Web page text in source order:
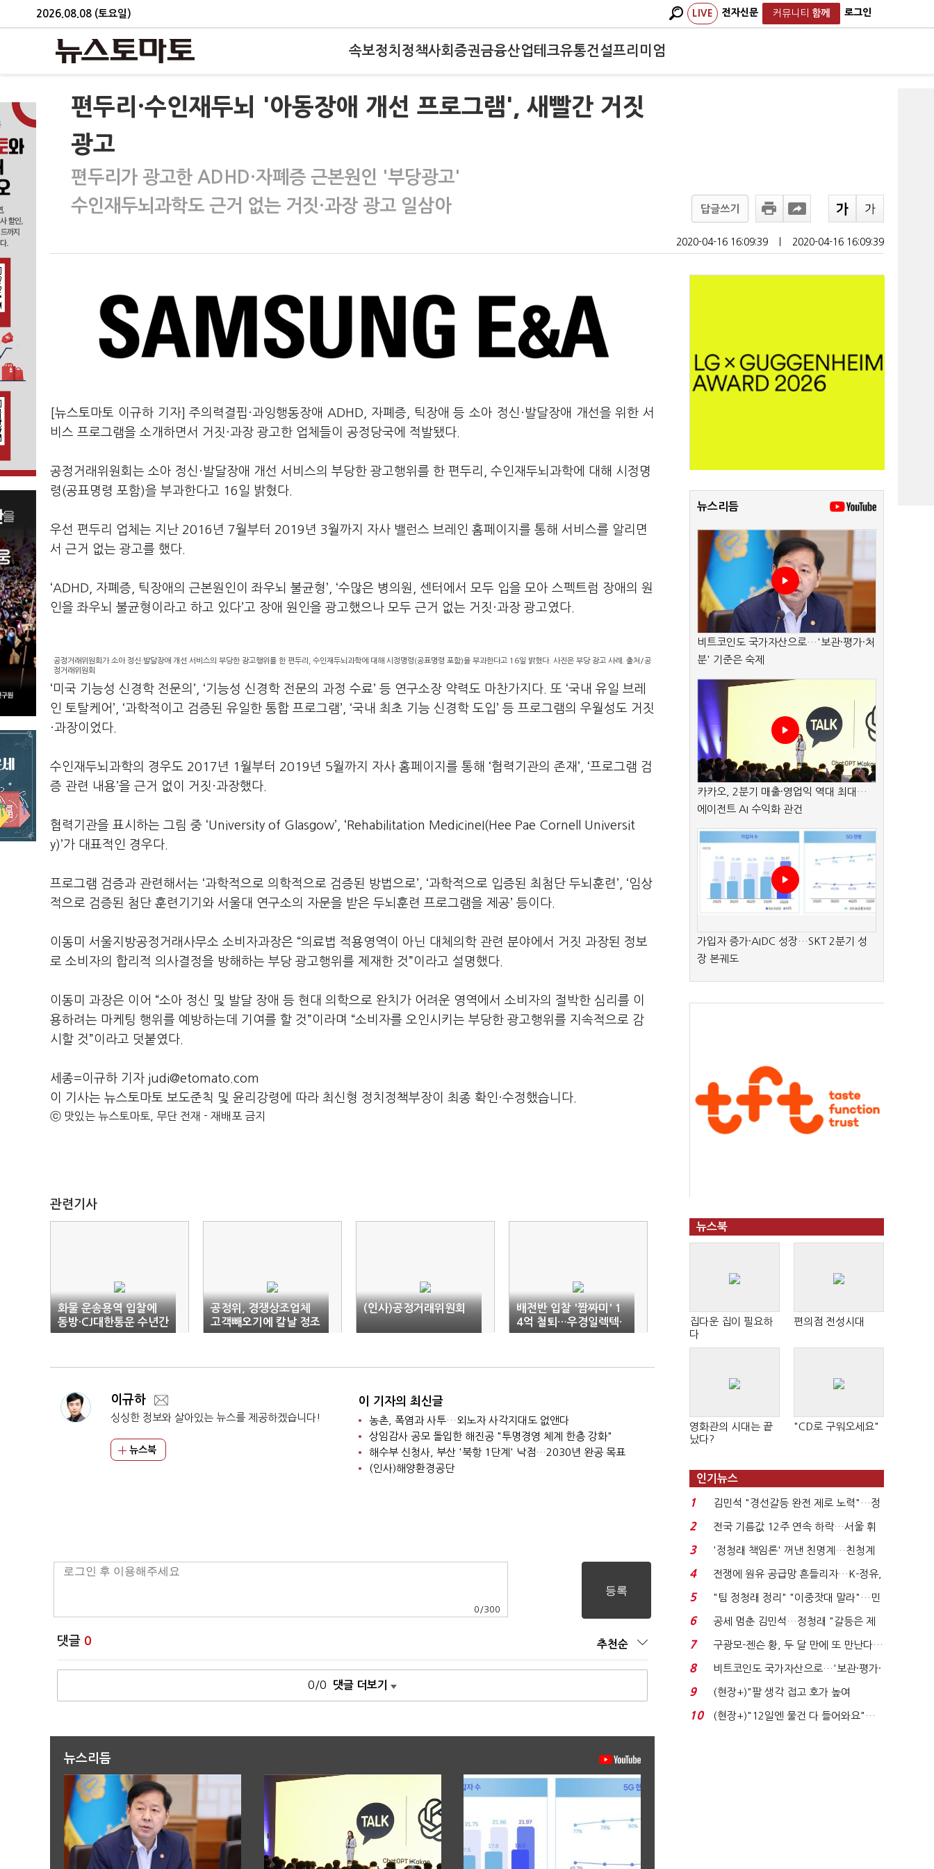
2026.08.08 (토요일) LIVE 전자신문 커뮤니티 함께 로그인
속보정치 정책사회 증권금융산업테크유통건설프리미엄
편두리·수인재두뇌 '아동장애 개선 프로그램', 새빨간 거짓
광고
편두리가 광고한 ADHD·자폐증 근본원인 '부당광고'
수인재두뇌과학도 근거 없는 거짓·과장 광고 일삼아
답글쓰기
2020-04-16 16:09:39 2020-04-16 16:09:39
[뉴스토마토 이규하 기자] 주의력결핍·과잉행동장애 ADHD, 자폐증, 틱장애 등 소아 정신·발달장애 개선을 위한 서
비스 프로그램을 소개하면서 거짓·과장 광고한 업체들이 공정당국에 적발됐다.
공정거래위원회는 소아 정신·발달장애 개선 서비스의 부당한 광고행위를 한 편두리, 수인재두뇌과학에 대해 시정명
령(공표명령 포함)을 부과한다고 16일 밝혔다.
우선 편두리 업체는 지난 2016년 7월부터 2019년 3월까지 자사 밸런스 브레인 홈페이지를 통해 서비스를 알리면
서 근거 없는 광고를 했다.
‘ADHD, 자폐증, 틱장애의 근본원인이 좌우뇌 불균형’, ‘수많은 병의원, 센터에서 모두 입을 모아 스펙트럼 장애의 원
인을 좌우뇌 불균형이라고 하고 있다’고 장애 원인을 광고했으나 모두 근거 없는 거짓·과장 광고였다.
공정거래위원회가 소아 정신·발달장애 개선 서비스의 부당한 광고행위를 한 편두리, 수인재두뇌과학에 대해 시정명령(공표명령 포함)을 부과한다고 16일 밝혔다. 사진은 부당 광고 사례. 출처/공
정거래위원회
‘미국 기능성 신경학 전문의’, ‘기능성 신경학 전문의 과정 수료’ 등 연구소장 약력도 마찬가지다. 또 ‘국내 유일 브레
인 토탈케어’, ‘과학적이고 검증된 유일한 통합 프로그램’, ‘국내 최초 기능 신경학 도입’ 등 프로그램의 우월성도 거짓
·과장이었다.
수인재두뇌과학의 경우도 2017년 1월부터 2019년 5월까지 자사 홈페이지를 통해 ‘협력기관의 존재’, ‘프로그램 검
증 관련 내용’을 근거 없이 거짓·과장했다.
협력기관을 표시하는 그림 중 ‘University of Glasgow’, ‘Rehabilitation MedicineI(Hee Pae Cornell Universit
y)’가 대표적인 경우다.
프로그램 검증과 관련해서는 ‘과학적으로 의학적으로 검증된 방법으로’, ‘과학적으로 입증된 최첨단 두뇌훈련’, ‘임상
적으로 검증된 첨단 훈련기기와 서울대 연구소의 자문을 받은 두뇌훈련 프로그램을 제공’ 등이다.
이동미 서울지방공정거래사무소 소비자과장은 “의료법 적용영역이 아닌 대체의학 관련 분야에서 거짓 과장된 정보
로 소비자의 합리적 의사결정을 방해하는 부당 광고행위를 제재한 것”이라고 설명했다.
이동미 과장은 이어 “소아 정신 및 발달 장애 등 현대 의학으로 완치가 어려운 영역에서 소비자의 절박한 심리를 이
용하려는 마케팅 행위를 예방하는데 기여를 할 것”이라며 “소비자를 오인시키는 부당한 광고행위를 지속적으로 감
시할 것”이라고 덧붙였다.
세종=이규하 기자 judi@etomato.com
이 기사는 뉴스토마토 보도준칙 및 윤리강령에 따라 최신형 정치정책부장이 최종 확인·수정했습니다.
ⓒ 맛있는 뉴스토마토, 무단 전재 - 재배포 금지
관련기사
화물 운송용역 입찰에
동방·CJ대한통운 수년간
'짬짜미'…공정위, 5.5
공정위, 경쟁상조업체
고객빼오기에 칼날 정조
준
(인사)공정거래위원회
배전반 입찰 '짬짜미' 1
4억 철퇴…우경일렉텍·
베스텍 등 수두룩 덜미
이규하
싱싱한 정보와 살아있는 뉴스를 제공하겠습니다!
뉴스북
이 기자의 최신글
농촌, 폭염과 사투…외노자 사각지대도 없앤다
상임감사 공모 돌입한 해진공 "투명경영 체계 한층 강화"
해수부 신청사, 부산 '북항 1단계' 낙점…2030년 완공 목표
(인사)해양환경공단
0 /300
댓글 0 추천순
0/0 댓글 더보기
뉴스리듬
뉴스리듬
비트코인도 국가자산으로…'보관·평가·처
분' 기준은 숙제
카카오, 2분기 매출·영업익 역대 최대…
에이전트 AI 수익화 관건
가입자 증가·AIDC 성장…SKT 2분기 성
장 본궤도
뉴스북
집다운 집이 필요하
다
편의점 전성시대
영화관의 시대는 끝
났다?
"CD로 구워오세요"
인기뉴스
1
김민석 "경선갈등 완전 제로 노력"…정
청래 "반명 공세 사...
2
전국 기름값 12주 연속 하락…서울 휘
발윳값 1909원...
3
'정청래 책임론' 꺼낸 친명계…친청계
는 추가투표 때리기...
4
전쟁에 원유 공급망 흔들리자…K-정유,
에너지안보 핵심...
5
"팀 정청래 정리" "이중잣대 말라"…민
주 최고위원 계파 다...
6
공세 멈춘 김민석…정청래 "갈등은 제
가 수습"
7
구광모-젠슨 황, 두 달 만에 또 만난다…
로봇·AI 등 논...
8
비트코인도 국가자산으로…'보관·평가·
처분' 기준은 ...
9
(현장+)"팔 생각 접고 호가 높여
요"…'덜 똘똘한 한 채' 20...
10
(현장+)"12일엔 물건 다 들어와요"…